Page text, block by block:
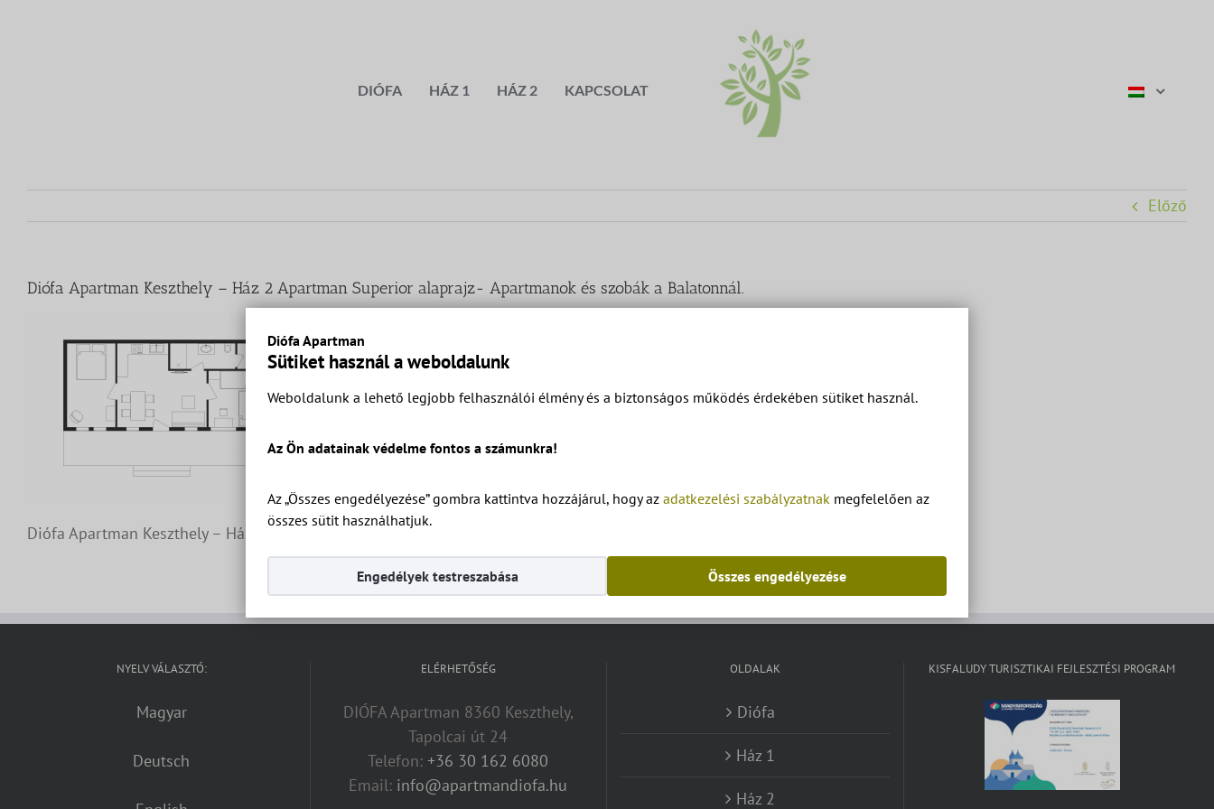
Diófa Apartman
Sütiket használ a weboldalunk
Weboldalunk a lehető legjobb felhasználói élmény és a biztonságos működés érdekében sütiket használ.
Az Ön adatainak védelme fontos a számunkra!
Az „Összes engedélyezése” gombra kattintva hozzájárul, hogy az adatkezelési szabályzatnak megfelelően az
összes sütit használhatjuk.
Összes engedélyezése
Engedélyek testreszabása
DIÓFA HÁZ 1 HÁZ 2 KAPCSOLAT
Előző
Diófa Apartman Keszthely – Ház 2 Apartman Superior alaprajz- Apartmanok és szobák a Balatonnál.
Diófa Apartman Keszthely – Ház 2 Apartman Superior alaprajz- Apartmanok és szobák a Balatonnál.
NYELV VÁLASZTÓ:
Magyar
Deutsch
ELÉRHETŐSÉG
DIÓFA Apartman 8360 Keszthely,
Tapolcai út 24
Telefon:+36 30 162 6080
Email: info@apartmandiofa.hu
OLDALAK
Diófa
Ház 1
Ház 2
KISFALUDY TURISZTIKAI FEJLESZTÉSI PROGRAM